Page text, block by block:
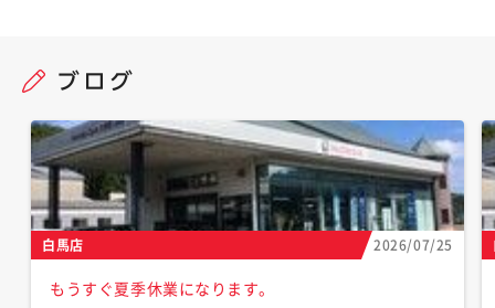
白馬店 2026/07/25
もうすぐ夏季休業になります。